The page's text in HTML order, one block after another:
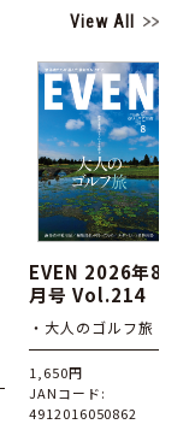
View All
EVEN 2026年8
月号 Vol.214
・大人のゴルフ旅
1,650円
JANコード:
4912016050862